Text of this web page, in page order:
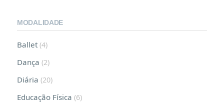
MODALIDADE
Ballet (4)
Dança (2)
Diária (20)
Educação Física (6)